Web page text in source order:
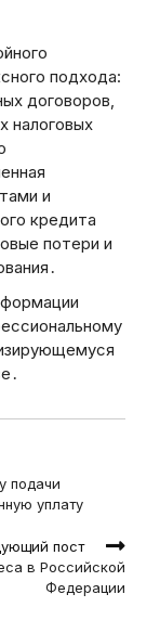
подхода:
договоров‚
налоговых
и
кредита
потери и
подачи
уплату
пост
в Российской
Федерации